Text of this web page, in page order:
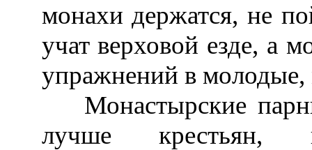
монахи держатся, не
учат верховой езде, а
упражнений в молодые,
Монастырские
лучше крестьян,